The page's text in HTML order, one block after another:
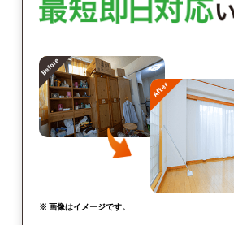
※ 画像はイメージです。